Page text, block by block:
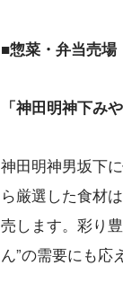
■惣菜・弁当売場
「神田明神下み
神田明神男坂下
ら厳選した食材
売します。彩り
ん”の需要にも応